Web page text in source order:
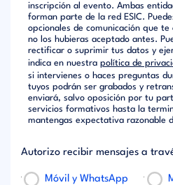
inscripción al evento. Ambas
forman parte de la red ESIC.
opcionales de comunicación que
no los hubieras aceptado antes.
rectificar o suprimir tus datos y
indica en nuestra política de
si intervienes o haces preguntas
tuyos podrán ser grabados y
enviará, salvo oposición por tu
servicios formativos hasta la
mantengas expectativa razonable
Autorizo recibir mensajes a
Móvil y WhatsApp